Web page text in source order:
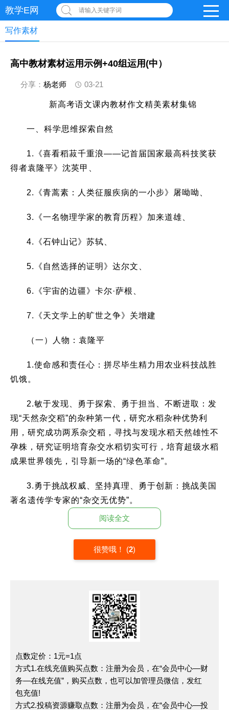
教学E网 请输入关键字词
写作素材
高中教材素材运用示例+40组运用(中）
分享： 杨老师 03-21
新高考语文课内教材作文精美素材集锦
一、科学思维探索自然
1.《喜看稻菽千重浪——记首届国家最高科技奖获
得者袁隆平》沈英甲、
2.《青蒿素：人类征服疾病的一小步》屠呦呦、
3.《一名物理学家的教育历程》加来道雄、
4.《石钟山记》苏轼、
5.《自然选择的证明》达尔文、
6.《宇宙的边疆》卡尔·萨根、
7.《天文学上的旷世之争》关增建
（一）人物：袁隆平
1.使命感和责任心：拼尽毕生精力用农业科技战胜
饥饿。
2.敏于发现、勇于探索、勇于担当、不断进取：发
现“天然杂交稻”的杂种第一代，研究水稻杂种优势利
用，研究成功两系杂交稻，寻找与发现水稻天然雄性不
孕株，研究证明培育杂交水稻切实可行，培育超级水稻
成果世界领先，引导新一场的“绿色革命”。
3.勇于挑战权威、坚持真理、勇于创新：挑战美国
著名遗传学专家的“杂交无优势”。
4.科学家的实证精神，脚踏实地，少一点形式主
义：挽起裤腿走下稻田的标准形象。中国稻田里走出世
界级的农业科学家。用事实驳斥贬杂交水稻为“三不
反例：“玉米地里铺红毯，专家谈笑田地间。”如今
又现“麦田地里铺红毯，成熟的麦子被压弯”，观摩会铺
红地毯，脚都不沾土还说是为农。
果世界领先，引导新一场的“绿色革命”。
6.淡泊名利：领取国家最高科技奖前几天依然在田
里翻看土壤。
阅读全文
很赞哦！ (2)
点数定价：1元=1点
方式1.在线充值购买点数：注册为会员，在“会员中心—财
务—在线充值”，购买点数，也可以加管理员微信，发红
包充值!
方式2.投稿资源赚取点数：注册为会员，在“会员中心—投